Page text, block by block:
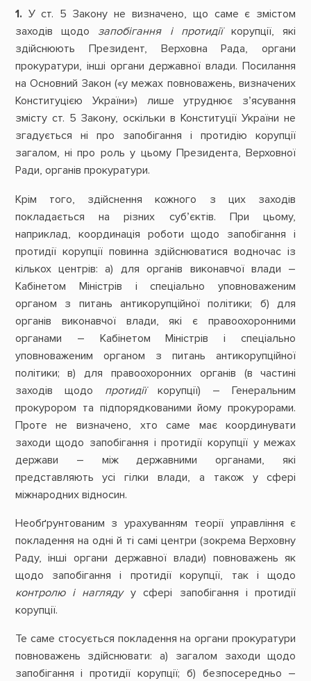
1. У ст. 5 Закону не визначено, що саме є змістом
заходів щодо запобігання і протидіїкорупції, які
здійснюють Президент, Верховна Рада, органи
прокуратури, інші органи державної влади. Посилання
на Основний Закон («у межах повноважень, визначених
Конституцією України») лише утруднює з’ясування
змісту ст. 5 Закону, оскільки в Конституції України не
згадується ні про запобігання і протидію корупції
загалом, ні про роль у цьому Президента, Верховної
Ради, органів прокуратури.
Крім того, здійснення кожного з цих заходів
покладається на різних суб’єктів. При цьому,
наприклад, координація роботи щодо запобігання і
протидії корупції повинна здійснюватися водночас із
кількох центрів: а) для органів виконавчої влади –
Кабінетом Міністрів і спеціально уповноваженим
органом з питань антикорупційної політики; б) для
органів виконавчої влади, які є правоохоронними
органами – Кабінетом Міністрів і спеціально
уповноваженим органом з питань антикорупційної
політики; в) для правоохоронних органів (в частині
заходів щодо протидіїкорупції) – Генеральним
прокурором та підпорядкованими йому прокурорами.
Проте не визначено, хто саме має координувати
заходи щодо запобігання і протидії корупції у межах
держави – між державними органами, які
представляють усі гілки влади, а також у сфері
міжнародних відносин.
Необґрунтованим з урахуванням теорії управління є
покладення на одні й ті самі центри (зокрема Верховну
Раду, інші органи державної влади) повноважень як
щодо запобігання і протидії корупції, так і щодо
контролю і наглядуу сфері запобігання і протидії
корупції.
Те саме стосується покладення на органи прокуратури
повноважень здійснювати: а) загалом заходи щодо
запобігання і протидії корупції; б) безпосередньо –